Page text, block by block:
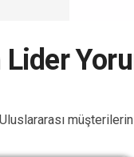
Uluslararası